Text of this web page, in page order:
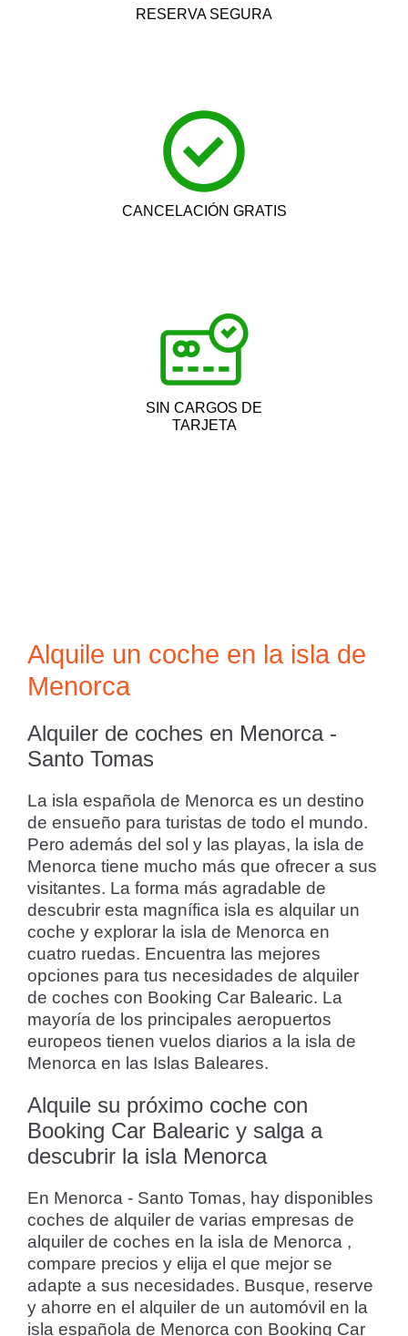
RESERVA SEGURA
CANCELACIÓN GRATIS
SIN CARGOS DE
TARJETA
Alquile un coche en la isla de
Menorca
Alquiler de coches en Menorca -
Santo Tomas
La isla española de Menorca es un destino
de ensueño para turistas de todo el mundo.
Pero además del sol y las playas, la isla de
Menorca tiene mucho más que ofrecer a sus
visitantes. La forma más agradable de
descubrir esta magnífica isla es alquilar un
coche y explorar la isla de Menorca en
cuatro ruedas. Encuentra las mejores
opciones para tus necesidades de alquiler
de coches con Booking Car Balearic. La
mayoría de los principales aeropuertos
europeos tienen vuelos diarios a la isla de
Menorca en las Islas Baleares.
Alquile su próximo coche con
Booking Car Balearic y salga a
descubrir la isla Menorca
En Menorca - Santo Tomas, hay disponibles
coches de alquiler de varias empresas de
alquiler de coches en la isla de Menorca ,
compare precios y elija el que mejor se
adapte a sus necesidades. Busque, reserve
y ahorre en el alquiler de un automóvil en la
isla española de Menorca con Booking Car